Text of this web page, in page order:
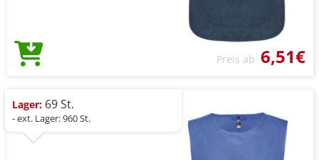
Preis ab 6,51€
Lager: 69 St.
- ext. Lager: 960 St.